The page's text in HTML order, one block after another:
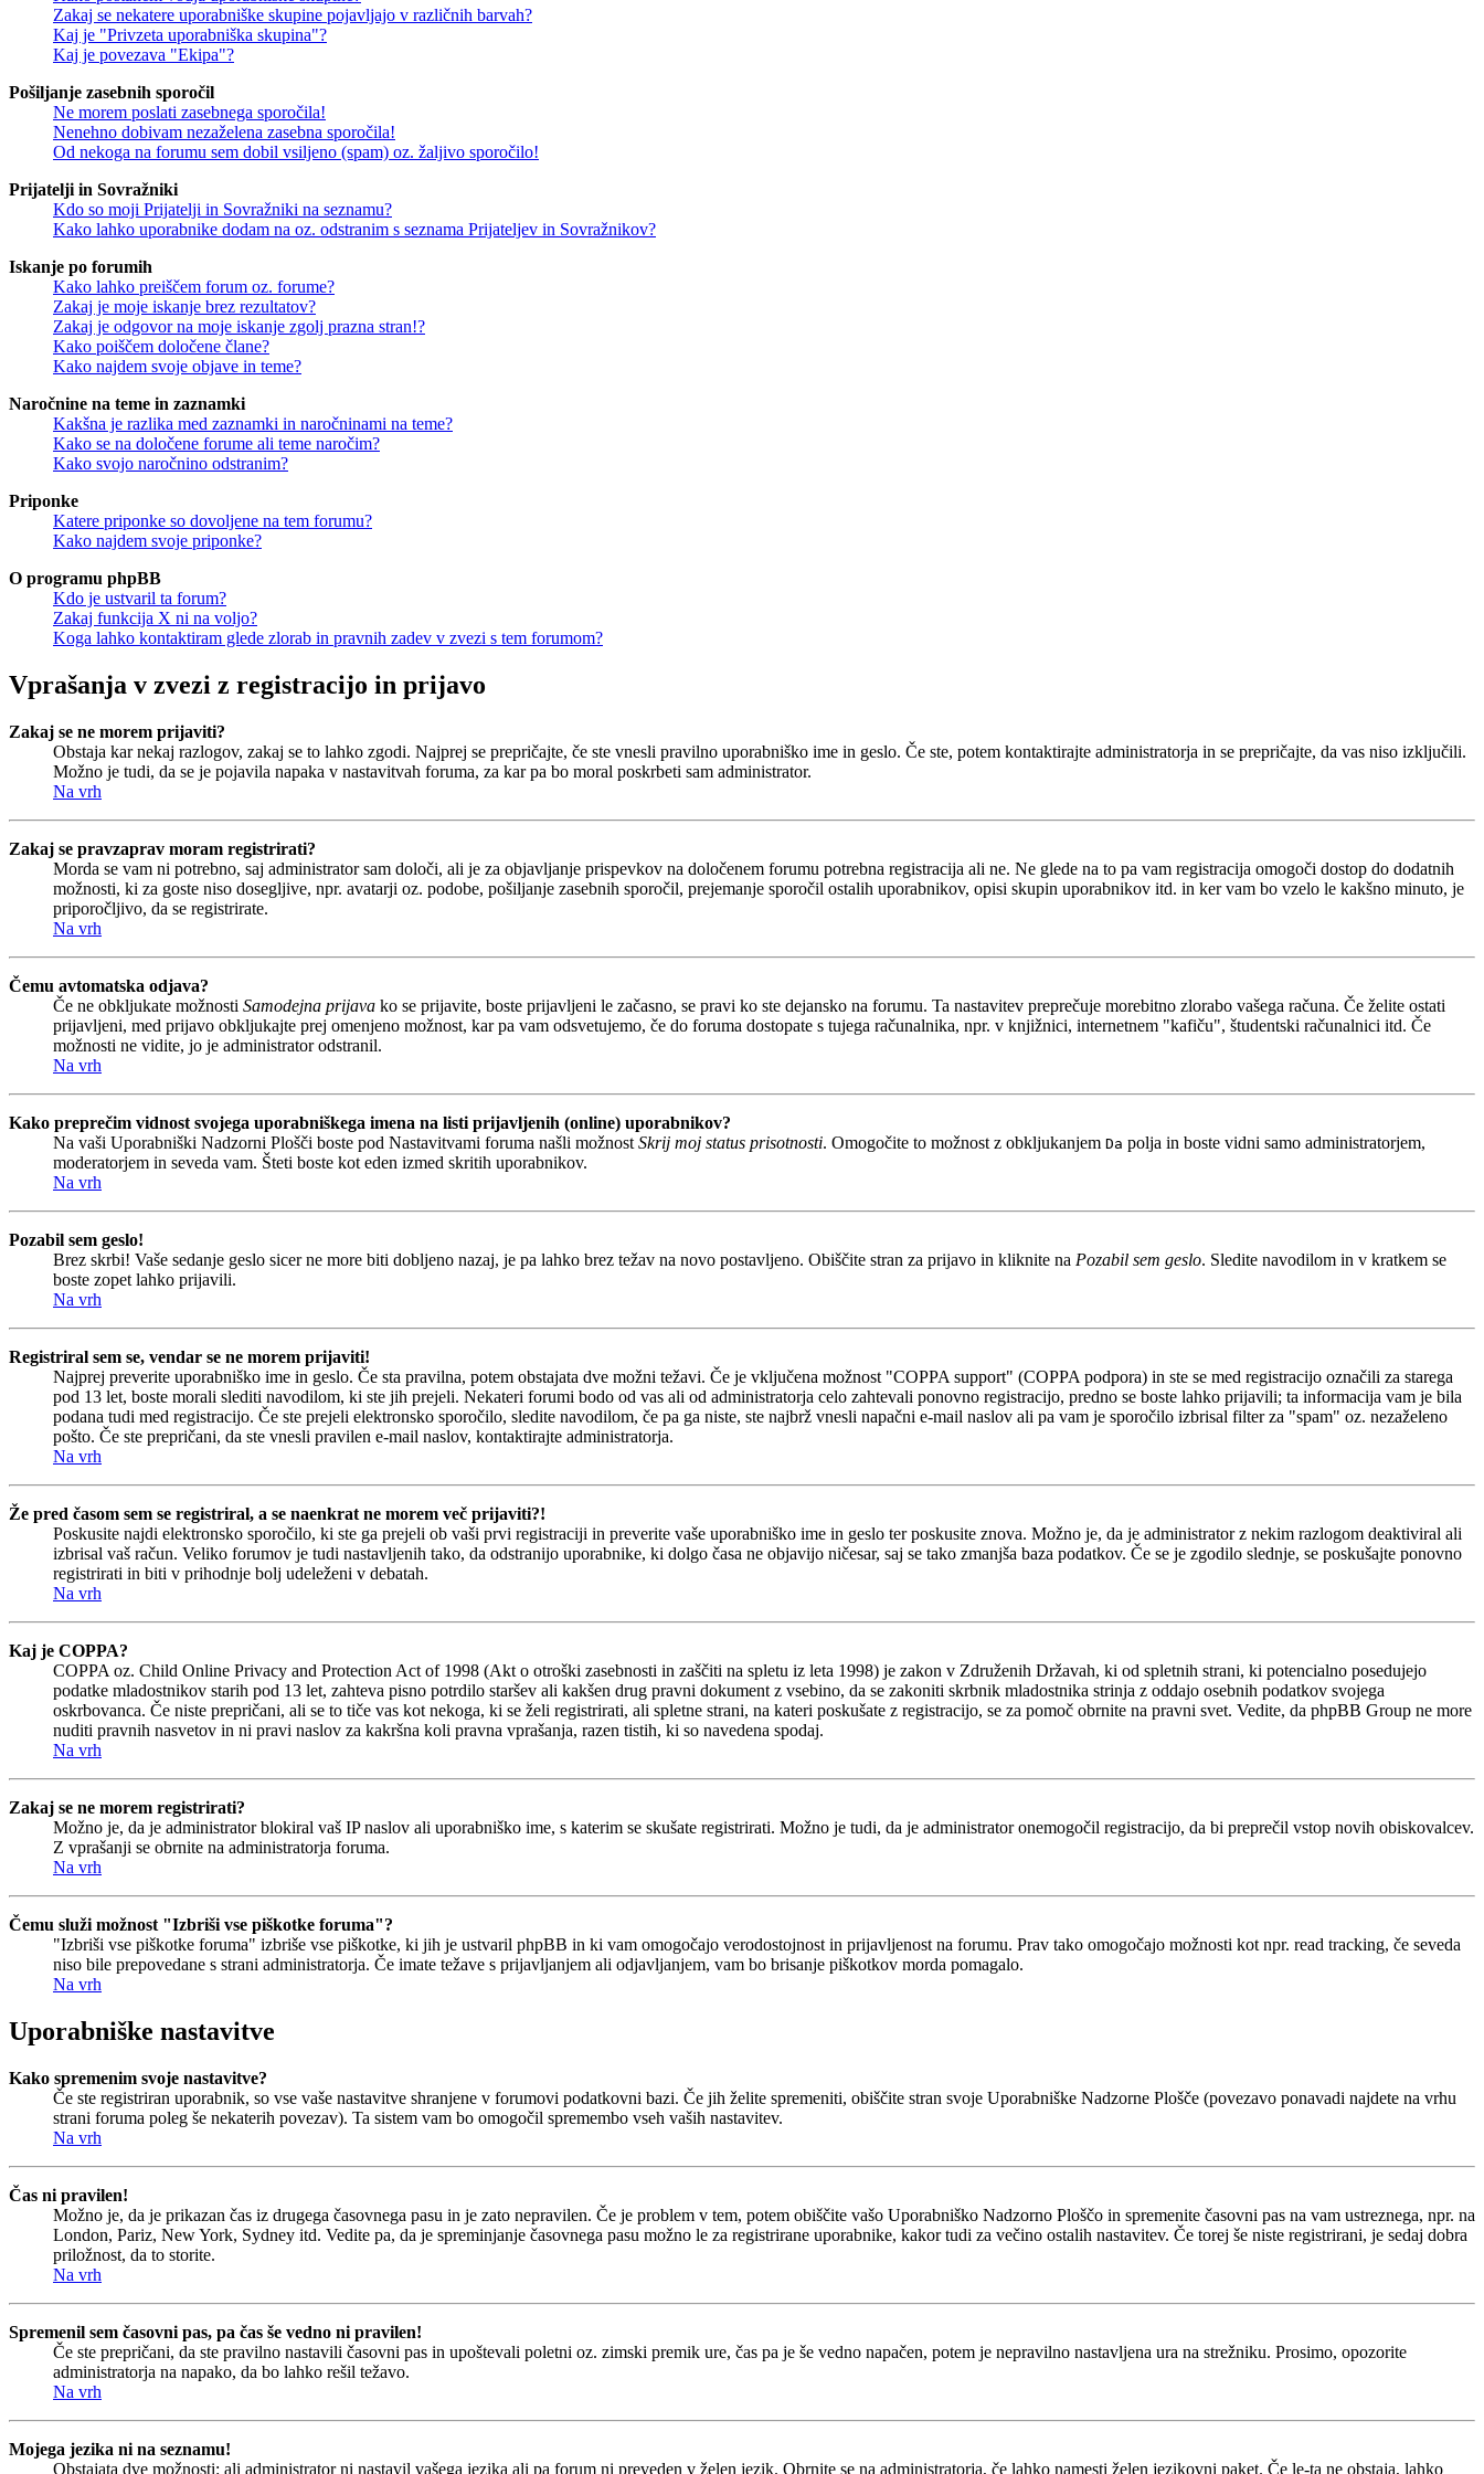
Zakaj se nekatere uporabniške skupine pojavljajo v različnih barvah?
Kaj je "Privzeta uporabniška skupina"?
Kaj je povezava "Ekipa"?
Pošiljanje zasebnih sporočil
Ne morem poslati zasebnega sporočila!
Nenehno dobivam nezaželena zasebna sporočila!
Od nekoga na forumu sem dobil vsiljeno (spam) oz. žaljivo sporočilo!
Prijatelji in Sovražniki
Kdo so moji Prijatelji in Sovražniki na seznamu?
Kako lahko uporabnike dodam na oz. odstranim s seznama Prijateljev in Sovražnikov?
Iskanje po forumih
Kako lahko preiščem forum oz. forume?
Zakaj je moje iskanje brez rezultatov?
Zakaj je odgovor na moje iskanje zgolj prazna stran!?
Kako poiščem določene člane?
Kako najdem svoje objave in teme?
Naročnine na teme in zaznamki
Kakšna je razlika med zaznamki in naročninami na teme?
Kako se na določene forume ali teme naročim?
Kako svojo naročnino odstranim?
Priponke
Katere priponke so dovoljene na tem forumu?
Kako najdem svoje priponke?
O programu phpBB
Kdo je ustvaril ta forum?
Zakaj funkcija X ni na voljo?
Koga lahko kontaktiram glede zlorab in pravnih zadev v zvezi s tem forumom?
Vprašanja v zvezi z registracijo in prijavo
Zakaj se ne morem prijaviti?
Obstaja kar nekaj razlogov, zakaj se to lahko zgodi. Najprej se prepričajte, če ste vnesli pravilno uporabniško ime in geslo. Če ste, potem kontaktirajte administratorja in se prepričajte, da vas niso izključili.
Možno je tudi, da se je pojavila napaka v nastavitvah foruma, za kar pa bo moral poskrbeti sam administrator.
Na vrh
Zakaj se pravzaprav moram registrirati?
Morda se vam ni potrebno, saj administrator sam določi, ali je za objavljanje prispevkov na določenem forumu potrebna registracija ali ne. Ne glede na to pa vam registracija omogoči dostop do dodatnih
možnosti, ki za goste niso dosegljive, npr. avatarji oz. podobe, pošiljanje zasebnih sporočil, prejemanje sporočil ostalih uporabnikov, opisi skupin uporabnikov itd. in ker vam bo vzelo le kakšno minuto, je
priporočljivo, da se registrirate.
Na vrh
Čemu avtomatska odjava?
Če ne obkljukate možnosti Samodejna prijava ko se prijavite, boste prijavljeni le začasno, se pravi ko ste dejansko na forumu. Ta nastavitev preprečuje morebitno zlorabo vašega računa. Če želite ostati
prijavljeni, med prijavo obkljukajte prej omenjeno možnost, kar pa vam odsvetujemo, če do foruma dostopate s tujega računalnika, npr. v knjižnici, internetnem "kafiču", študentski računalnici itd. Če
možnosti ne vidite, jo je administrator odstranil.
Na vrh
Kako preprečim vidnost svojega uporabniškega imena na listi prijavljenih (online) uporabnikov?
Na vaši Uporabniški Nadzorni Plošči boste pod Nastavitvami foruma našli možnost Skrij moj status prisotnosti. Omogočite to možnost z obkljukanjem Da polja in boste vidni samo administratorjem,
moderatorjem in seveda vam. Šteti boste kot eden izmed skritih uporabnikov.
Na vrh
Pozabil sem geslo!
Brez skrbi! Vaše sedanje geslo sicer ne more biti dobljeno nazaj, je pa lahko brez težav na novo postavljeno. Obiščite stran za prijavo in kliknite na Pozabil sem geslo. Sledite navodilom in v kratkem se
boste zopet lahko prijavili.
Na vrh
Registriral sem se, vendar se ne morem prijaviti!
Najprej preverite uporabniško ime in geslo. Če sta pravilna, potem obstajata dve možni težavi. Če je vključena možnost "COPPA support" (COPPA podpora) in ste se med registracijo označili za starega
pod 13 let, boste morali slediti navodilom, ki ste jih prejeli. Nekateri forumi bodo od vas ali od administratorja celo zahtevali ponovno registracijo, predno se boste lahko prijavili; ta informacija vam je bila
podana tudi med registracijo. Če ste prejeli elektronsko sporočilo, sledite navodilom, če pa ga niste, ste najbrž vnesli napačni e-mail naslov ali pa vam je sporočilo izbrisal filter za "spam" oz. nezaželeno
pošto. Če ste prepričani, da ste vnesli pravilen e-mail naslov, kontaktirajte administratorja.
Na vrh
Že pred časom sem se registriral, a se naenkrat ne morem več prijaviti?!
Poskusite najdi elektronsko sporočilo, ki ste ga prejeli ob vaši prvi registraciji in preverite vaše uporabniško ime in geslo ter poskusite znova. Možno je, da je administrator z nekim razlogom deaktiviral ali
izbrisal vaš račun. Veliko forumov je tudi nastavljenih tako, da odstranijo uporabnike, ki dolgo časa ne objavijo ničesar, saj se tako zmanjša baza podatkov. Če se je zgodilo slednje, se poskušajte ponovno
registrirati in biti v prihodnje bolj udeleženi v debatah.
Na vrh
Kaj je COPPA?
COPPA oz. Child Online Privacy and Protection Act of 1998 (Akt o otroški zasebnosti in zaščiti na spletu iz leta 1998) je zakon v Združenih Državah, ki od spletnih strani, ki potencialno posedujejo
podatke mladostnikov starih pod 13 let, zahteva pisno potrdilo staršev ali kakšen drug pravni dokument z vsebino, da se zakoniti skrbnik mladostnika strinja z oddajo osebnih podatkov svojega
oskrbovanca. Če niste prepričani, ali se to tiče vas kot nekoga, ki se želi registrirati, ali spletne strani, na kateri poskušate z registracijo, se za pomoč obrnite na pravni svet. Vedite, da phpBB Group ne more
nuditi pravnih nasvetov in ni pravi naslov za kakršna koli pravna vprašanja, razen tistih, ki so navedena spodaj.
Na vrh
Zakaj se ne morem registrirati?
Možno je, da je administrator blokiral vaš IP naslov ali uporabniško ime, s katerim se skušate registrirati. Možno je tudi, da je administrator onemogočil registracijo, da bi preprečil vstop novih obiskovalcev.
Z vprašanji se obrnite na administratorja foruma.
Na vrh
Čemu služi možnost "Izbriši vse piškotke foruma"?
"Izbriši vse piškotke foruma" izbriše vse piškotke, ki jih je ustvaril phpBB in ki vam omogočajo verodostojnost in prijavljenost na forumu. Prav tako omogočajo možnosti kot npr. read tracking, če seveda
niso bile prepovedane s strani administratorja. Če imate težave s prijavljanjem ali odjavljanjem, vam bo brisanje piškotkov morda pomagalo.
Na vrh
Uporabniške nastavitve
Kako spremenim svoje nastavitve?
Če ste registriran uporabnik, so vse vaše nastavitve shranjene v forumovi podatkovni bazi. Če jih želite spremeniti, obiščite stran svoje Uporabniške Nadzorne Plošče (povezavo ponavadi najdete na vrhu
strani foruma poleg še nekaterih povezav). Ta sistem vam bo omogočil spremembo vseh vaših nastavitev.
Na vrh
Čas ni pravilen!
Možno je, da je prikazan čas iz drugega časovnega pasu in je zato nepravilen. Če je problem v tem, potem obiščite vašo Uporabniško Nadzorno Ploščo in spremenite časovni pas na vam ustreznega, npr. na
London, Pariz, New York, Sydney itd. Vedite pa, da je spreminjanje časovnega pasu možno le za registrirane uporabnike, kakor tudi za večino ostalih nastavitev. Če torej še niste registrirani, je sedaj dobra
priložnost, da to storite.
Na vrh
Spremenil sem časovni pas, pa čas še vedno ni pravilen!
Če ste prepričani, da ste pravilno nastavili časovni pas in upoštevali poletni oz. zimski premik ure, čas pa je še vedno napačen, potem je nepravilno nastavljena ura na strežniku. Prosimo, opozorite
administratorja na napako, da bo lahko rešil težavo.
Na vrh
Mojega jezika ni na seznamu!
Obstajata dve možnosti: ali administrator ni nastavil vašega jezika ali pa forum ni preveden v želen jezik. Obrnite se na administratorja, če lahko namesti želen jezikovni paket. Če le-ta ne obstaja, lahko